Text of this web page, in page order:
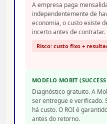
A empresa paga
independentemente de
economia, o custo existe
incerto antes de contratar.
Risco: custo fixo +
MODELO MOBIT (SUCCESS
Diagnóstico gratuito. A
ser entregue e verificado.
há custo. O ROI é
antes do retorno.